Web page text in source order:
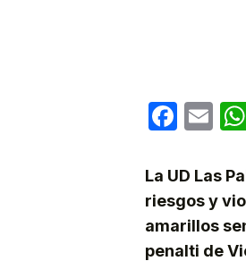
La UD Las
riesgos y
amarillos
penalti de